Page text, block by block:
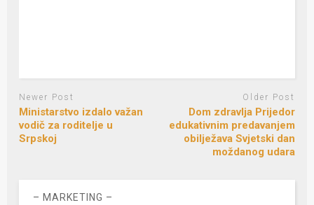
Newer Post
Ministarstvo izdalo važan
vodič za roditelje u
Srpskoj
Older Post
Dom zdravlja Prijedor
edukativnim predavanjem
obilježava Svjetski dan
moždanog udara
– MARKETING –